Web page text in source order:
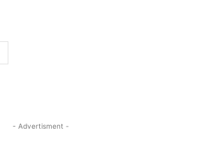
- Advertisment -